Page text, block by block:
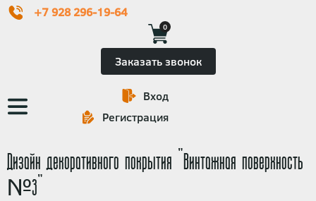
+7 928 296-19-64
0
Заказать звонок
Основная
навигация
Вход
Регистрация
Дизайн декоративного покрытия "Винтажная поверхность
№3"